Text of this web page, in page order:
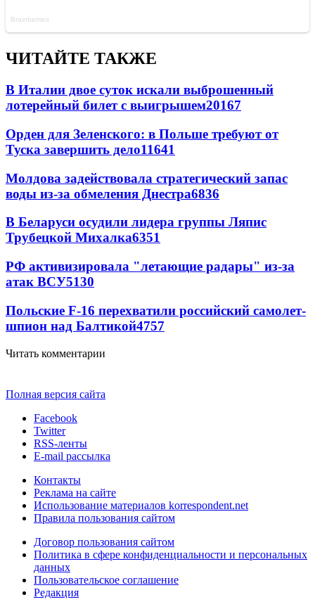
ЧИТАЙТЕ ТАКЖЕ
В Италии двое суток искали выброшенный
лотерейный билет с выигрышем20167
Орден для Зеленского: в Польше требуют от
Туска завершить дело11641
Молдова задействовала стратегический запас
воды из-за обмеления Днестра6836
В Беларуси осудили лидера группы Ляпис
Трубецкой Михалка6351
РФ активизировала "летающие радары" из-за
атак ВСУ5130
Польские F-16 перехватили российский самолет-
шпион над Балтикой4757
Читать комментарии
Полная версия сайта
Facebook
Twitter
RSS-ленты
E-mail рассылка
Контакты
Реклама на сайте
Использование материалов korrespondent.net
Правила пользования сайтом
Договор пользования сайтом
Политика в сфере конфиденциальности и персональных
данных
Пользовательское соглашение
Редакция